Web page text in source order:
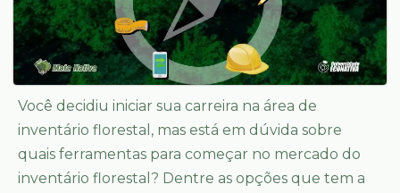
Você decidiu iniciar sua carreira na área de
inventário florestal, mas está em dúvida sobre
quais ferramentas para começar no mercado do
inventário florestal? Dentre as opções que tem a